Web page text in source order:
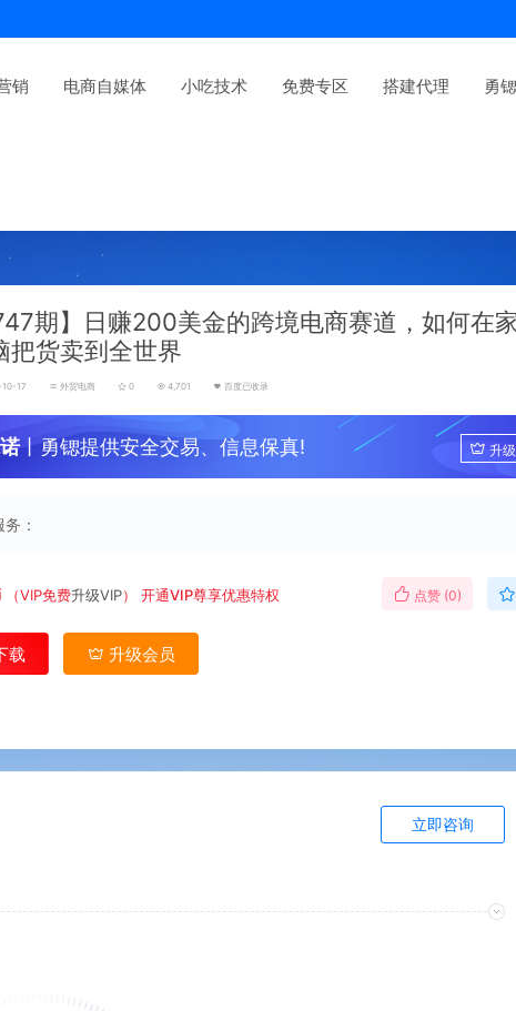
销 电商自媒体 小吃技术 免费专区 搭建代理 勇
期】日赚200美金的跨境电商赛道，如何在
把货卖到全世界
17 外贸电商 0 4,701 百度已收录
丨勇锶提供安全交易、信息保真! 升
：
（VIP免费升级VIP）开通VIP尊享优惠特权 点赞 (0)
载 升级会员
立即咨询